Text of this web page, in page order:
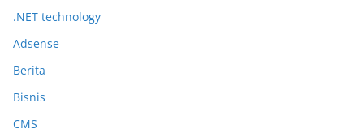
.NET technology
Adsense
Berita
Bisnis
CMS